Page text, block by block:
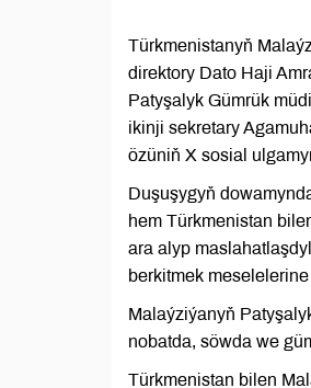
Türkmenistanyň
direktory Dato Haji
Patyşalyk Gümrük
ikinji sekretary
özüniň X sosial
Duşuşygyň
hem Türkmenistan
ara alyp
berkitmek
Malaýziýanyň
nobatda, söwda we
Türkmenistan bilen